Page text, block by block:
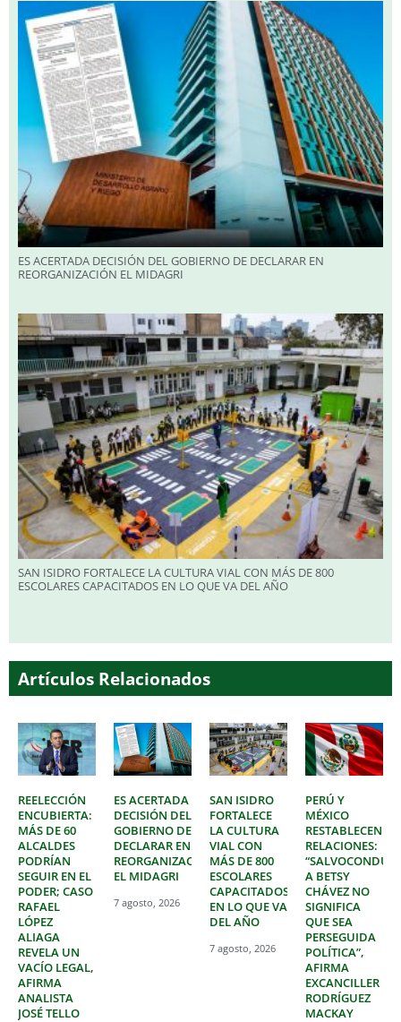
ES ACERTADA DECISIÓN DEL GOBIERNO DE DECLARAR EN
REORGANIZACIÓN EL MIDAGRI
SAN ISIDRO FORTALECE LA CULTURA VIAL CON MÁS DE 800
ESCOLARES CAPACITADOS EN LO QUE VA DEL AÑO
Artículos Relacionados
REELECCIÓN
ENCUBIERTA:
MÁS DE 60
ALCALDES
PODRÍAN
SEGUIR EN EL
PODER; CASO
RAFAEL
LÓPEZ
ALIAGA
REVELA UN
VACÍO LEGAL,
AFIRMA
ANALISTA
JOSÉ TELLO
ES ACERTADA
DECISIÓN DEL
GOBIERNO DE
DECLARAR EN
REORGANIZACIÓN
EL MIDAGRI
7 agosto, 2026
SAN ISIDRO
FORTALECE
LA CULTURA
VIAL CON
MÁS DE 800
ESCOLARES
CAPACITADOS
EN LO QUE VA
DEL AÑO
7 agosto, 2026
PERÚ Y
MÉXICO
RESTABLECEN
RELACIONES:
A BETSY
CHÁVEZ NO
SIGNIFICA
QUE SEA
PERSEGUIDA
POLÍTICA”,
AFIRMA
EXCANCILLER
RODRÍGUEZ
MACKAY